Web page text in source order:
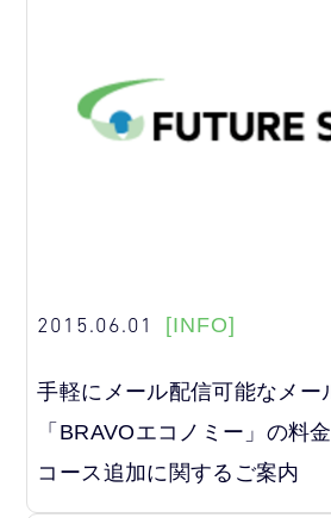
2015.06.01 [INFO]
手軽にメール配信可能なメー
「BRAVOエコノミー」の料
コース追加に関するご案内